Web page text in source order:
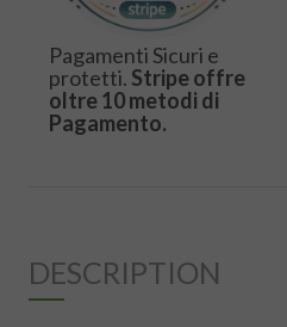
Pagamenti Sicuri e
protetti. Stripe offre
oltre 10 metodi di
Pagamento.
DESCRIPTION